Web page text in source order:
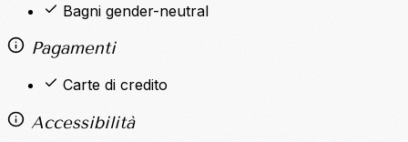
Bagni gender-neutral
Pagamenti
Carte di credito
Accessibilità